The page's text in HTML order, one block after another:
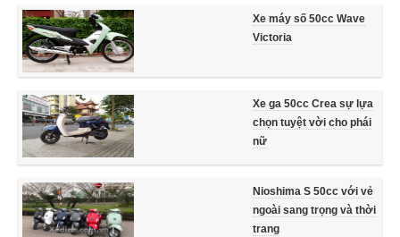
Xe máy số 50cc Wave
Victoria
Xe ga 50cc Crea sự lựa
chọn tuyệt vời cho phái
nữ
Nioshima S 50cc với vẻ
ngoài sang trọng và thời
trang